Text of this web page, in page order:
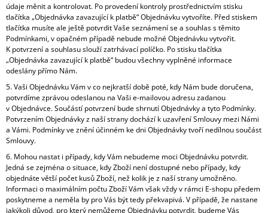
údaje měnit a kontrolovat. Po provedení kontroly prostřednictvím stisku
tlačítka „Objednávka zavazující k platbě“ Objednávku vytvoříte. Před stiskem
tlačítka musíte ale ještě potvrdit Vaše seznámení se a souhlas s těmito
Podmínkami, v opačném případě nebude možné Objednávku vytvořit.
K potvrzení a souhlasu slouží zatrhávací políčko. Po stisku tlačítka
„Objednávka zavazující k platbě“ budou všechny vyplněné informace
odeslány přímo Nám.
5. Vaši Objednávku Vám v co nejkratší době poté, kdy Nám bude doručena,
potvrdíme zprávou odeslanou na Vaši e-mailovou adresu zadanou
v Objednávce. Součástí potvrzení bude shrnutí Objednávky a tyto Podmínky.
Potvrzením Objednávky z naší strany dochází k uzavření Smlouvy mezi Námi
a Vámi. Podmínky ve znění účinném ke dni Objednávky tvoří nedílnou součást
Smlouvy.
6. Mohou nastat i případy, kdy Vám nebudeme moci Objednávku potvrdit.
Jedná se zejména o situace, kdy Zboží není dostupné nebo případy, kdy
objednáte větší počet kusů Zboží, než kolik je z naší strany umožněno.
Informaci o maximálním počtu Zboží Vám však vždy v rámci E-shopu předem
poskytneme a neměla by pro Vás být tedy překvapivá. V případě, že nastane
jakýkoli důvod, pro který nemůžeme Objednávku potvrdit, budeme Vás